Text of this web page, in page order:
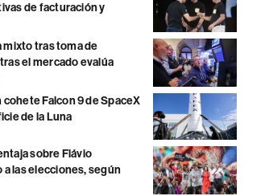
de facturación y
mixto tras toma de
el mercado evalúa
Falcon 9 de SpaceX
de la Luna
sobre Flávio
las elecciones, según